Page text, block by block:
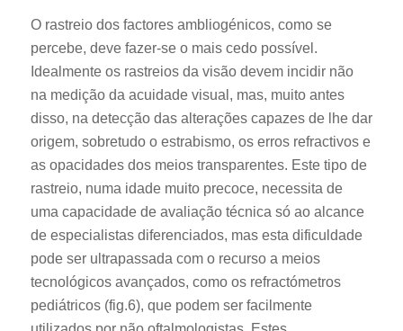
O rastreio dos factores ambliogénicos, como se
percebe, deve fazer-se o mais cedo possível.
Idealmente os rastreios da visão devem incidir não
na medição da acuidade visual, mas, muito antes
disso, na detecção das alterações capazes de lhe dar
origem, sobretudo o estrabismo, os erros refractivos e
as opacidades dos meios transparentes. Este tipo de
rastreio, numa idade muito precoce, necessita de
uma capacidade de avaliação técnica só ao alcance
de especialistas diferenciados, mas esta dificuldade
pode ser ultrapassada com o recurso a meios
tecnológicos avançados, como os refractómetros
pediátricos (fig.6), que podem ser facilmente